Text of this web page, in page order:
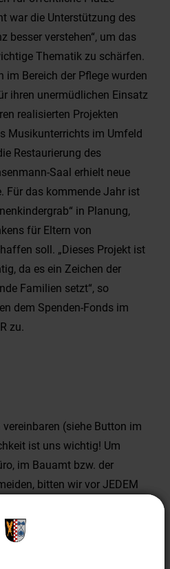
(siehe Button im
ist uns wichtig! Um
im Bauamt bzw. der
bitten wir vor JEDEM
tragen.
war die Unterstützung des
besser verstehen“, um das
Thematik zu schärfen.
im Bereich der Pflege wurden
ihren unermüdlichen Einsatz
realisierten Projekten
Musikunterrichts im Umfeld
Restaurierung des
Saal erhielt neue
Für das kommende Jahr ist
in Planung,
für Eltern von
soll. „Dieses Projekt ist
da es ein Zeichen der
Familien setzt“, so
dem Spenden-Fonds im
zu.